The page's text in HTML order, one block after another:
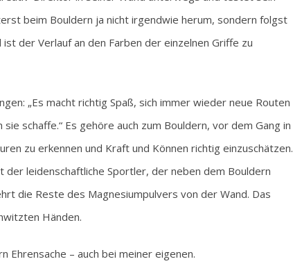
beim Bouldern ja nicht irgendwie herum, sondern folgst
der Verlauf an den Farben der einzelnen Griffe zu
„Es macht richtig Spaß, sich immer wieder neue Routen
schaffe.“ Es gehöre auch zum Bouldern, vor dem Gang in
zu erkennen und Kraft und Können richtig einzuschätzen.
leidenschaftliche Sportler, der neben dem Bouldern
die Reste des Magnesiumpulvers von der Wand. Das
Händen.
Ehrensache – auch bei meiner eigenen.